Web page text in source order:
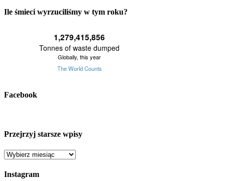
Ile śmieci wyrzuciliśmy w tym roku?
Facebook
Przejrzyj starsze wpisy
Przejrzyj
wpisy
Instagram